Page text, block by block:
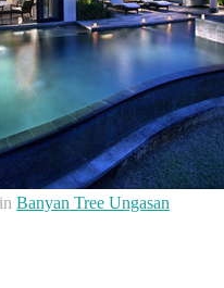
in Banyan Tree Ungasan